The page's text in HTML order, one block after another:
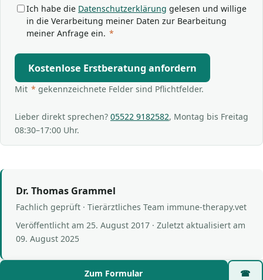
Ich habe die Datenschutzerklärung gelesen und willige
in die Verarbeitung meiner Daten zur Bearbeitung
meiner Anfrage ein. *
Kostenlose Erstberatung anfordern
Mit * gekennzeichnete Felder sind Pflichtfelder.
Lieber direkt sprechen? 05522 9182582, Montag bis Freitag
08:30–17:00 Uhr.
Dr. Thomas Grammel
Fachlich geprüft · Tierärztliches Team immune-therapy.vet
Veröffentlicht am 25. August 2017 · Zuletzt aktualisiert am
09. August 2025
Zum Formular ☎